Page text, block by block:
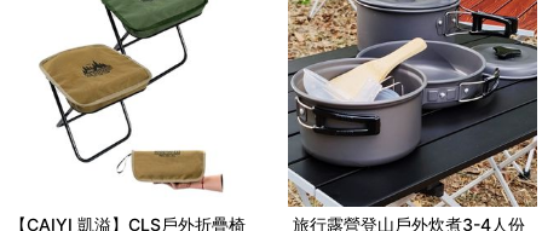
【CAIYI 凱溢】CLS戶外折疊椅
旅行露營登山戶外炊煮3-4人份